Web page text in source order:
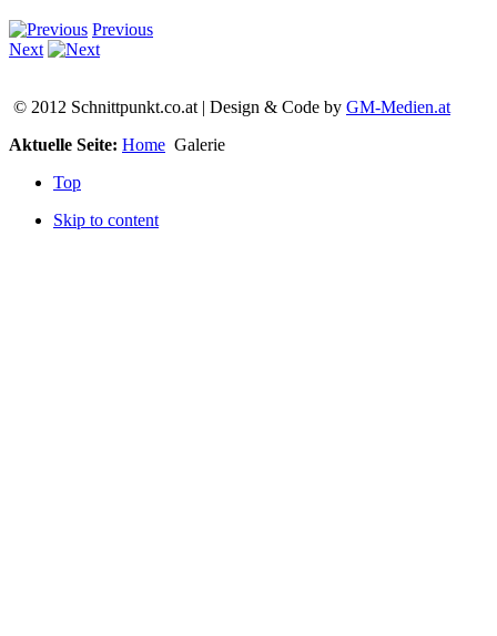
Previous
Next
© 2012 Schnittpunkt.co.at | Design & Code by GM-Medien.at
Aktuelle Seite: Home Galerie
Top
Skip to content